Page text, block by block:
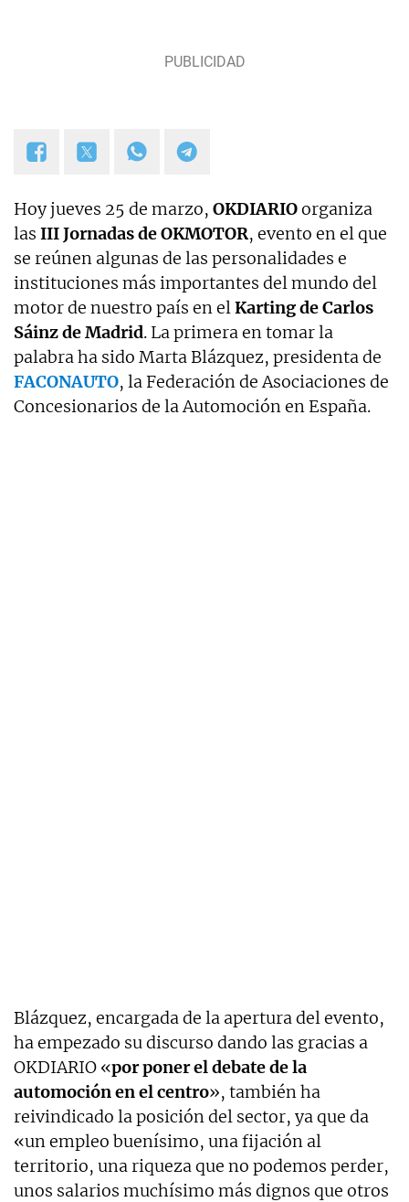
Hoy jueves 25 de marzo, OKDIARIOorganiza
las III Jornadas de OKMOTOR, evento en el que
se reúnen algunas de las personalidades e
instituciones más importantes del mundo del
motor de nuestro país en elKarting de Carlos
Sáinz de Madrid. La primera en tomar la
palabra ha sido Marta Blázquez, presidenta de
FACONAUTO, la Federación de Asociaciones de
Concesionarios de la Automoción en España.
Blázquez, encargada de la apertura del evento,
ha empezado su discurso dando las gracias a
OKDIARIO «por poner el debate de la
automoción en el centro», también ha
reivindicado la posición del sector, ya que da
«un empleo buenísimo, una fijación al
territorio, una riqueza que no podemos perder,
unos salarios muchísimo más dignos que otros